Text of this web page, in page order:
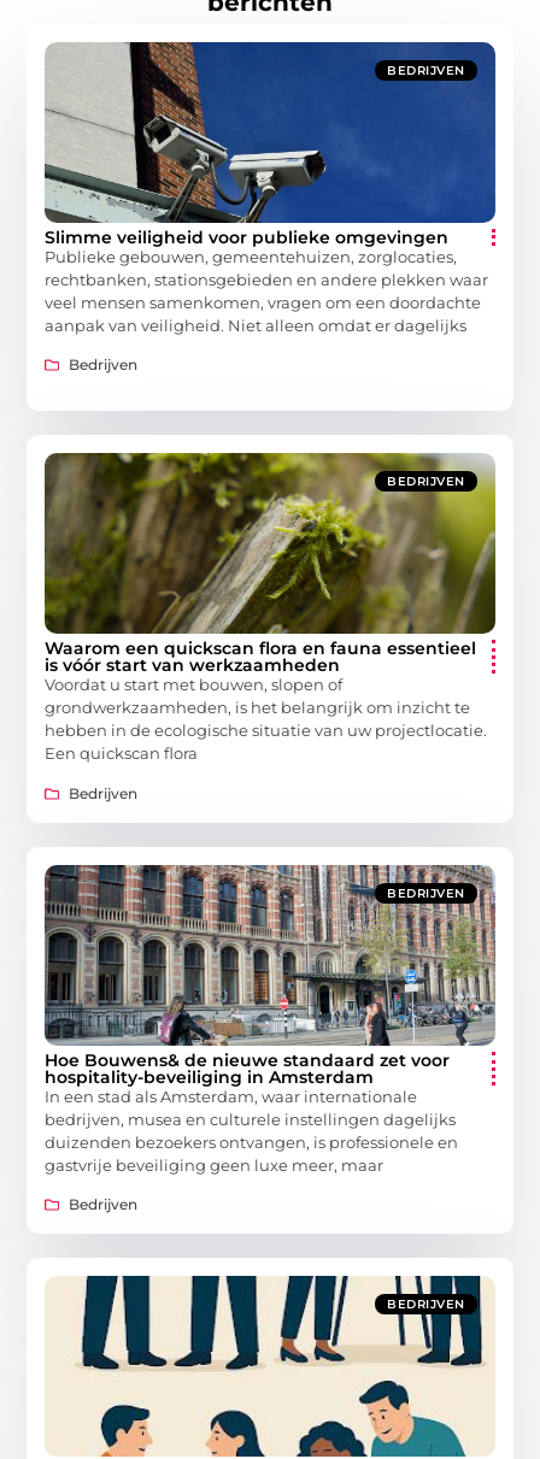
BEDRIJVEN
Slimme veiligheid voor publieke omgevingen
Publieke gebouwen, gemeentehuizen, zorglocaties,
rechtbanken, stationsgebieden en andere plekken waar
veel mensen samenkomen, vragen om een doordachte
aanpak van veiligheid. Niet alleen omdat er dagelijks
Bedrijven
BEDRIJVEN
Waarom een quickscan flora en fauna essentieel
is vóór start van werkzaamheden
Voordat u start met bouwen, slopen of
grondwerkzaamheden, is het belangrijk om inzicht te
hebben in de ecologische situatie van uw projectlocatie.
Een quickscan flora
Bedrijven
BEDRIJVEN
Hoe Bouwens& de nieuwe standaard zet voor
hospitality-beveiliging in Amsterdam
In een stad als Amsterdam, waar internationale
bedrijven, musea en culturele instellingen dagelijks
duizenden bezoekers ontvangen, is professionele en
gastvrije beveiliging geen luxe meer, maar
Bedrijven
BEDRIJVEN